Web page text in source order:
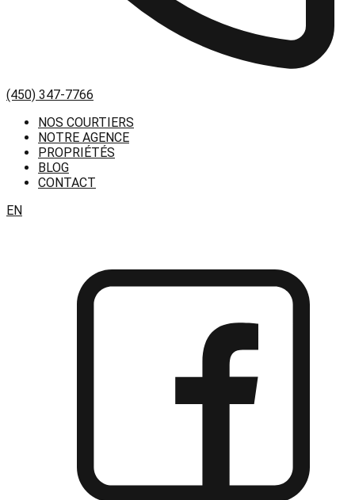
(450) 347-7766
NOS COURTIERS
NOTRE AGENCE
PROPRIÉTÉS
BLOG
CONTACT
EN